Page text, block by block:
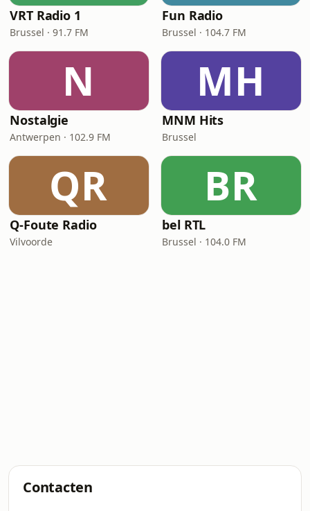
VRT Radio 1
Brussel · 91.7 FM
Fun Radio
Brussel · 104.7 FM
N
Nostalgie
Antwerpen · 102.9 FM
MH
MNM Hits
Brussel
QR
Q-Foute Radio
Vilvoorde
BR
bel RTL
Brussel · 104.0 FM
Contacten